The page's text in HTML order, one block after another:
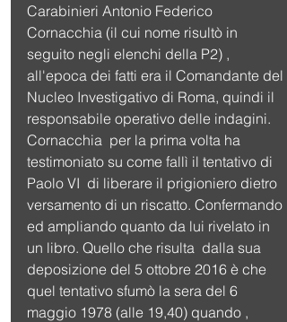
Carabinieri Antonio Federico
Cornacchia (il cui nome risultò in
seguito negli elenchi della P2) ,
all'epoca dei fatti era il Comandante del
Nucleo Investigativo di Roma, quindi il
responsabile operativo delle indagini.
Cornacchia  per la prima volta ha
testimoniato su come fallì il tentativo di
Paolo VI  di liberare il prigioniero dietro
versamento di un riscatto. Confermando
ed ampliando quanto da lui rivelato in
un libro. Quello che risulta  dalla sua
deposizione del 5 ottobre 2016 è che
quel tentativo sfumò la sera del 6
maggio 1978 (alle 19,40) quando ,